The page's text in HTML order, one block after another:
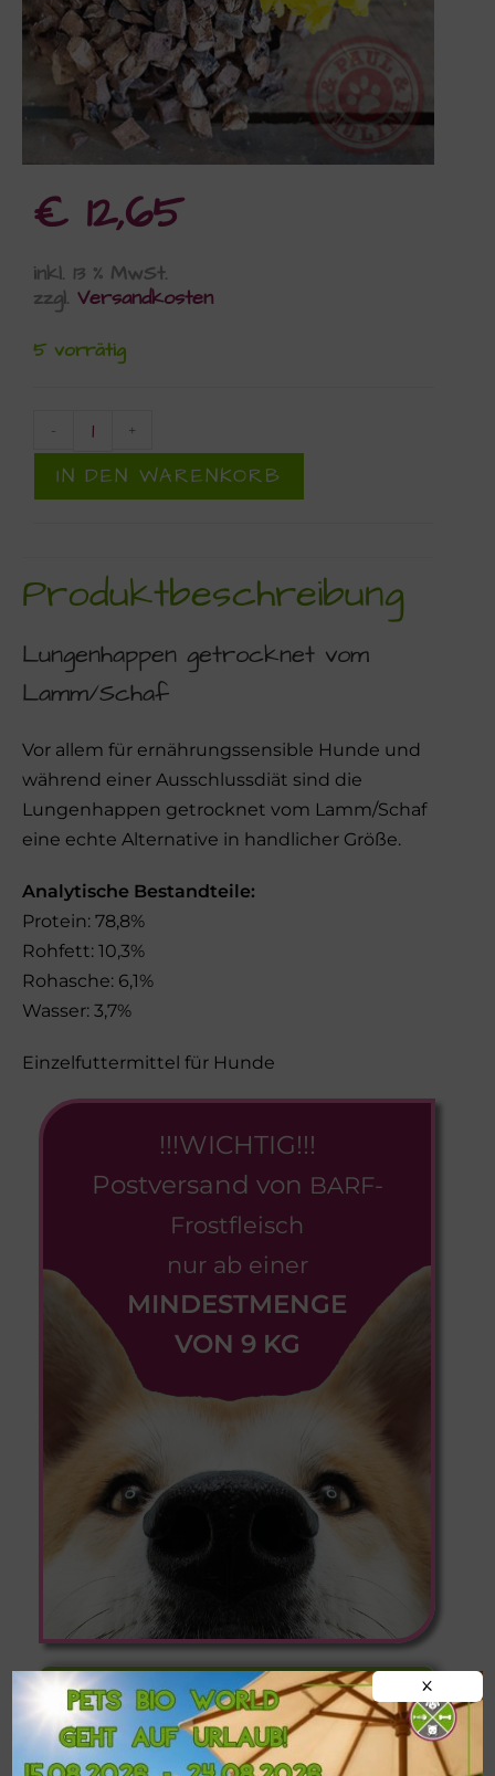
!!!WICHTIG!!!
Postversand von BARF-
Frostfleisch
nur ab einer
MINDESTMENGE
VON 9 KG
Informationen zuPostversand,
Abholung im Shop
Liefermöglichkeiten in
€ 12,65
inkl. 13 % MwSt.
zzgl. Versandkosten
5 vorrätig
- +
IN DEN WARENKORB
Produktbeschreibung
Lungenhappen getrocknet vom
Lamm/Schaf
Vor allem für ernährungssensible Hunde und
während einer Ausschlussdiät sind die
Lungenhappen getrocknet vom Lamm/Schaf
eine echte Alternative in handlicher Größe.
Analytische Bestandteile:
Protein: 78,8%
Rohfett: 10,3%
Rohasche: 6,1%
Wasser: 3,7%
Einzelfuttermittel für Hunde
X